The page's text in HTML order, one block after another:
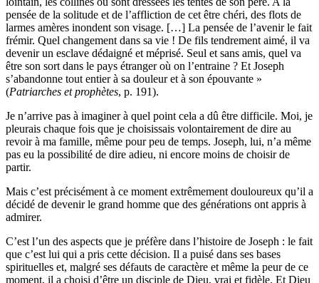
pensée de la solitude et de l’affliction de cet être chéri, des flots de
larmes amères inondent son visage. […] La pensée de l’avenir le fait
frémir. Quel changement dans sa vie ! De fils tendrement aimé, il va
devenir un esclave dédaigné et méprisé. Seul et sans amis, quel va
être son sort dans le pays étranger où on l’entraine ? Et Joseph
s’abandonne tout entier à sa douleur et à son épouvante »
(Patriarches et prophètes, p. 191).
Je n’arrive pas à imaginer à quel point cela a dû être difficile. Moi, je
pleurais chaque fois que je choisissais volontairement de dire au
revoir à ma famille, même pour peu de temps. Joseph, lui, n’a même
pas eu la possibilité de dire adieu, ni encore moins de choisir de
partir.
Mais c’est précisément à ce moment extrêmement douloureux qu’il a
décidé de devenir le grand homme que des générations ont appris à
admirer.
C’est l’un des aspects que je préfère dans l’histoire de Joseph : le fait
que c’est lui qui a pris cette décision. Il a puisé dans ses bases
spirituelles et, malgré ses défauts de caractère et même la peur de ce
moment, il a choisi d’être un disciple de Dieu, vrai et fidèle. Et Dieu